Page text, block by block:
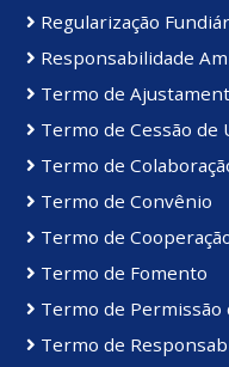
Regularização
Responsabilidade
Termo de
Termo de Cessão de
Termo de
Termo de Convênio
Termo de
Termo de Fomento
Termo de Permissão
Termo de